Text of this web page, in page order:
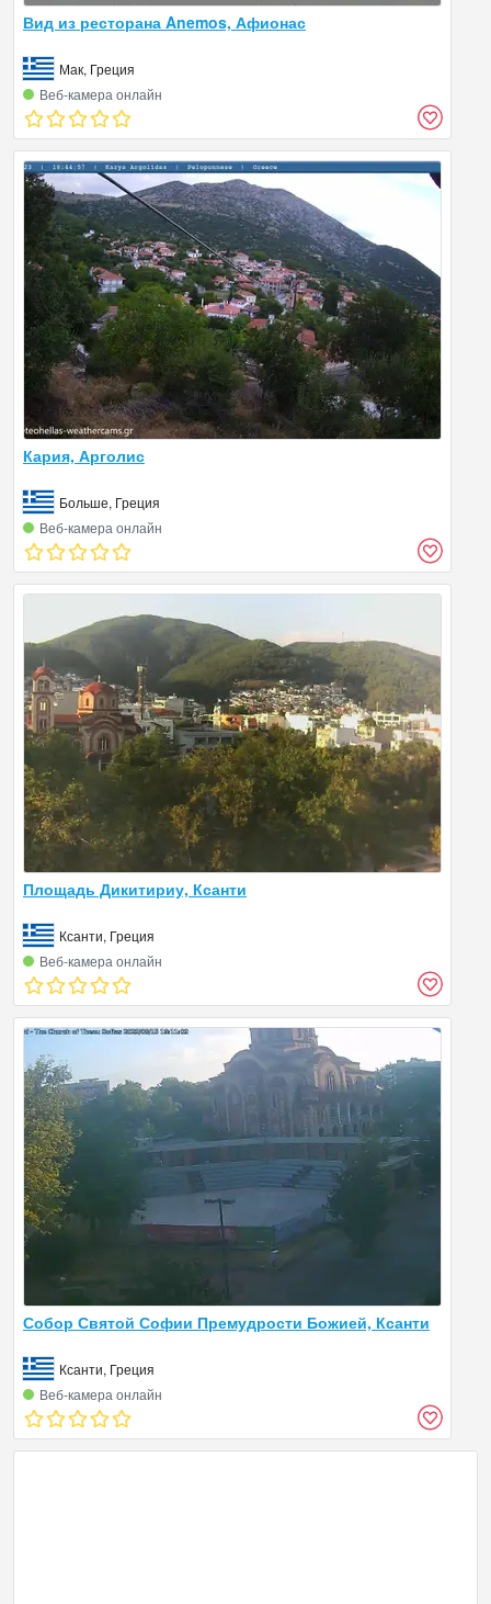
Вид из ресторана Anemos, Афионас
Мак, Греция
Веб‑камера онлайн
Кария, Арголис
Больше, Греция
Веб‑камера онлайн
Площадь Дикитириу, Ксанти
Ксанти, Греция
Веб‑камера онлайн
Собор Святой Софии Премудрости Божией, Ксанти
Ксанти, Греция
Веб‑камера онлайн